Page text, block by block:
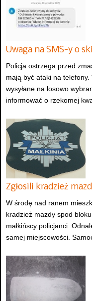
Uwaga na SMS-y o
Policja ostrzega przed
mają być ataki na
wysyłane na losowo
informować o rzekomej
Zgłosili kradzież
W środę nad ranem
kradzież mazdy spod
małkińscy policjanci.
samej miejscowości.